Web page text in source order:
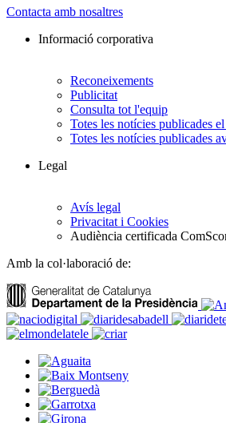
Contacta amb nosaltres
Informació corporativa
Reconeixements
Publicitat
Consulta tot l'equip
Totes les notícies publicades
Totes les notícies publicades
Legal
Avís legal
Privacitat i Cookies
Audiència certificada
Amb la col·laboració de: